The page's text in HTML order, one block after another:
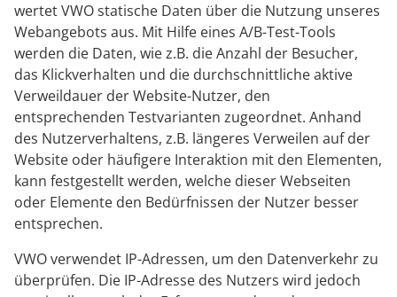
wertet VWO statische Daten über die Nutzung unseres
Webangebots aus. Mit Hilfe eines A/B-Test-Tools
werden die Daten, wie z.B. die Anzahl der Besucher,
das Klickverhalten und die durchschnittliche aktive
Verweildauer der Website-Nutzer, den
entsprechenden Testvarianten zugeordnet. Anhand
des Nutzerverhaltens, z.B. längeres Verweilen auf der
Website oder häufigere Interaktion mit den Elementen,
kann festgestellt werden, welche dieser Webseiten
oder Elemente den Bedürfnissen der Nutzer besser
entsprechen.
VWO verwendet IP-Adressen, um den Datenverkehr zu
überprüfen. Die IP-Adresse des Nutzers wird jedoch